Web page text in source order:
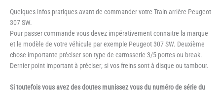
Quelques infos pratiques avant de commander votre Train arrière Peugeot
307 SW.
Pour passer commande vous devez impérativement connaitre la marque
et le modèle de votre véhicule par exemple Peugeot 307 SW. Deuxième
chose importante préciser son type de carrosserie 3/5 portes ou break.
Dernier point important à préciser; si vos freins sont à disque ou tambour.
Si toutefois vous avez des doutes munissez vous du numéro de série du